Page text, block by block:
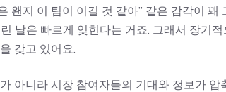
왠지 이 팀이 이길 것 같아” 같은 감각이
날은 빠르게 잊힌다는 거죠. 그래서 장기적
갖고 있어요.
아니라 시장 참여자들의 기대와 정보가